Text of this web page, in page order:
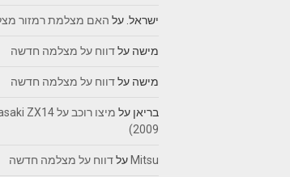
ישראל. על האם מצלמת רמזור
מישה עלדווח על מצלמה חדשה
מישה עלדווח על מצלמה חדשה
בריאן על
2009)
Mitsu עלדווח על מצלמה חדשה